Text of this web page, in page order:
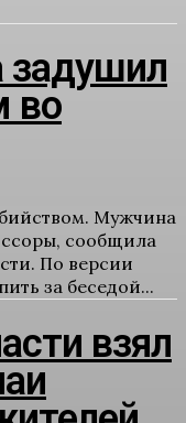
во
Мужчина
сообщила
По версии
за беседой...
взял